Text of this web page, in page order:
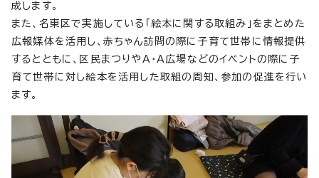
成します。
また、名東区で実施している「絵本に関する取組み」をまとめた
広報媒体を活用し、赤ちゃん訪問の際に子育て世帯に情報提供
するとともに、区民まつりやA・A広場などのイベントの際に子
育て世帯に対し絵本を活用した取組の周知、参加の促進を行い
ます。